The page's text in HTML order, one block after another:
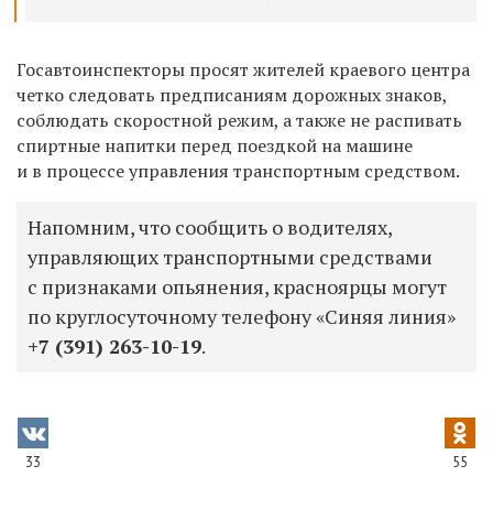
Госавтоинспекторы просят жителей краевого центра
четко следовать предписаниям дорожных знаков,
соблюдать скоростной режим, а также не распивать
спиртные напитки перед поездкой на машине
и в процессе управления транспортным средством.
Напомним, что сообщить о водителях,
управляющих транспортными средствами
с признаками опьянения, красноярцы могут
по круглосуточному телефону «Синяя линия»
+7 (391) 263-10-19.
33 55